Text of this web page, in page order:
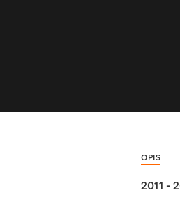
OPIS
2011 -